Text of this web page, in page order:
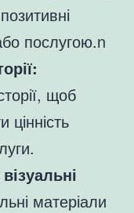
послугою.n
щоб
матеріали